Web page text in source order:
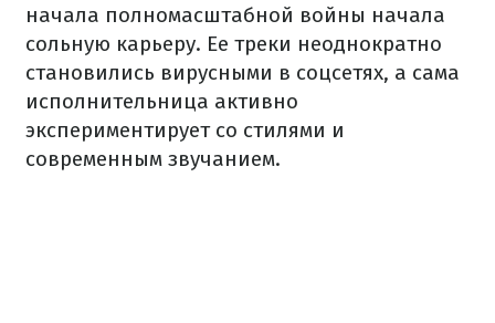
начала полномасштабной войны начала
сольную карьеру. Ее треки неоднократно
становились вирусными в соцсетях, а сама
исполнительница активно
экспериментирует со стилями и
современным звучанием.